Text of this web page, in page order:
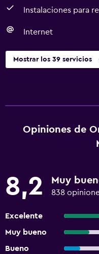
Instalaciones para
Internet
Mostrar los 39 servicios
Opiniones de
8,2 Muy
838
Excelente
Muy bueno
Bueno